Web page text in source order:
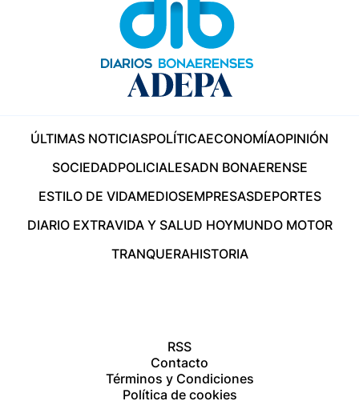
ÚLTIMAS NOTICIASPOLÍTICAECONOMÍAOPINIÓN
SOCIEDADPOLICIALESADN BONAERENSE
ESTILO DE VIDAMEDIOSEMPRESASDEPORTES
DIARIO EXTRAVIDA Y SALUD HOYMUNDO MOTOR
TRANQUERAHISTORIA
RSS
Contacto
Términos y Condiciones
Política de cookies